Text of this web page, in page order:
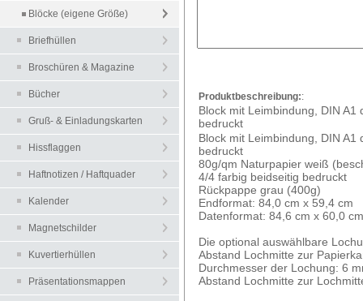
Blöcke (eigene Größe)
Briefhüllen
Broschüren & Magazine
Bücher
Gruß- & Einladungskarten
Hissflaggen
Haftnotizen / Haftquader
Kalender
Magnetschilder
Kuvertierhüllen
Präsentationsmappen
Produktbeschreibung::
Block mit Leimbindung, DIN
bedruckt
Block mit Leimbindung, DIN
bedruckt
80g/qm Naturpapier weiß
4/4 farbig beidseitig bedruckt
Rückpappe grau (400g)
Endformat: 84,0 cm x 59,4 cm
Datenformat: 84,6 cm x 60,0 cm
Die optional auswählbare
Abstand Lochmitte zur
Durchmesser der Lochung: 6
Abstand Lochmitte zur